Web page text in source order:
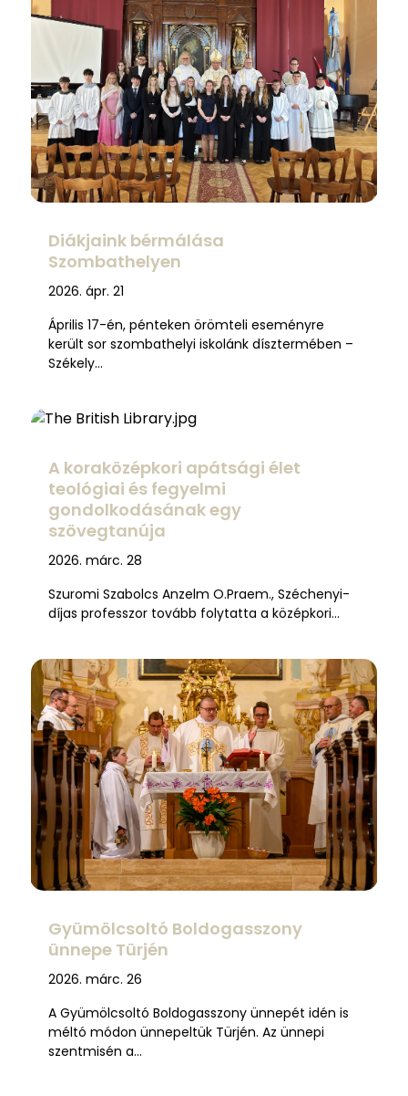
Diákjaink bérmálása
Szombathelyen
2026. ápr. 21
Április 17-én, pénteken örömteli eseményre
került sor szombathelyi iskolánk dísztermében –
Székely…
A koraközépkori apátsági élet
teológiai és fegyelmi
gondolkodásának egy
szövegtanúja
2026. márc. 28
Szuromi Szabolcs Anzelm O.Praem., Széchenyi-
díjas professzor tovább folytatta a középkori…
Gyümölcsoltó Boldogasszony
ünnepe Türjén
2026. márc. 26
A Gyümölcsoltó Boldogasszony ünnepét idén is
méltó módon ünnepeltük Türjén. Az ünnepi
szentmisén a…